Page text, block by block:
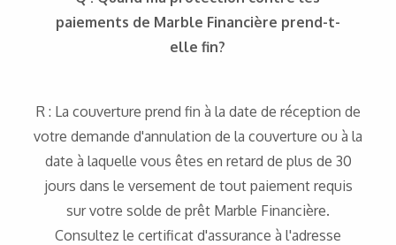
paiements de Marble Financière prend-t-
elle fin?
R : La couverture prend fin à la date de réception de
votre demande d'annulation de la couverture ou à la
date à laquelle vous êtes en retard de plus de 30
jours dans le versement de tout paiement requis
sur votre solde de prêt Marble Financière.
Consultez le certificat d'assurance à l'adresse